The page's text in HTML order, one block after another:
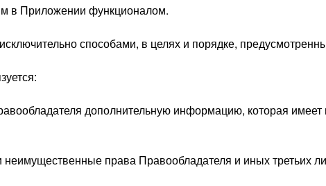
в Приложении функционалом.
способами, в целях и порядке,
дополнительную информацию, которая
права Правообладателя и иных третьих